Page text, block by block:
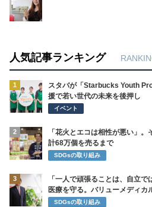
人気記事ランキング
1
スタバが「Starbucks Youth
援で若い世代の未来を後押し
イベント
2
「花火とエコは相性が悪い」
計68万個を売るまで
SDGsの取り組み
3
「一人で頑張ることは、自立で
医療を守る。バリューメディカ
SDGsの取り組み